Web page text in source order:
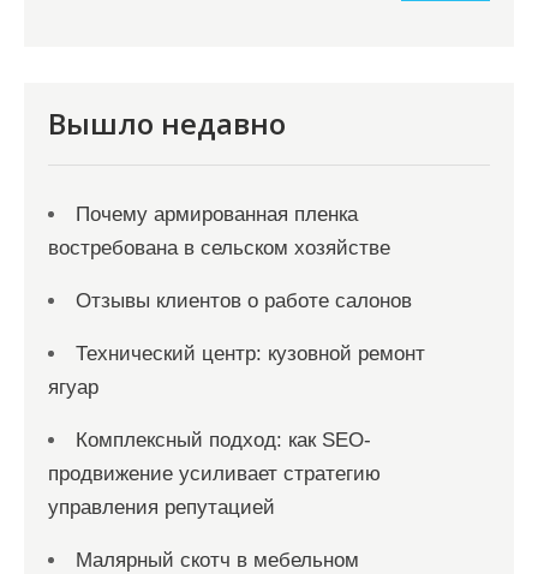
Вышло недавно
Почему армированная пленка
востребована в сельском хозяйстве
Отзывы клиентов о работе салонов
Технический центр: кузовной ремонт
ягуар
Комплексный подход: как SEO-
продвижение усиливает стратегию
управления репутацией
Малярный скотч в мебельном